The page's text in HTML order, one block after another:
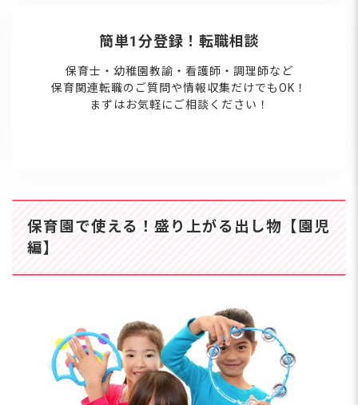
簡単1分登録！転職相談
保育士・幼稚園教諭・看護師・調理師など
保育関連転職のご質問や情報収集だけでもOK！
まずはお気軽にご相談ください！
保育園で使える！盛り上がる出し物【園児
編】